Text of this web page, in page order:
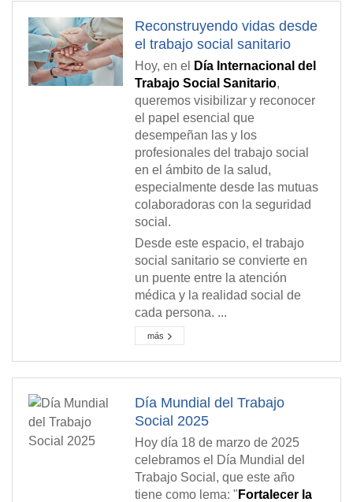
Reconstruyendo vidas desde
el trabajo social sanitario
Hoy, en el
Día Internacional del
Trabajo Social Sanitario,
queremos visibilizar y reconocer
el papel esencial que
desempeñan las y los
profesionales del trabajo social
en el ámbito de la salud,
especialmente desde las mutuas
colaboradoras con la seguridad
social.
Desde este espacio, el trabajo
social sanitario se convierte en
un puente entre la atención
médica y la realidad social de
cada persona. ...
más
Día Mundial del Trabajo
Social 2025
Hoy día 18 de marzo de 2025
celebramos el Día Mundial del
Trabajo Social, que este año
tiene como lema: " Fortalecer la